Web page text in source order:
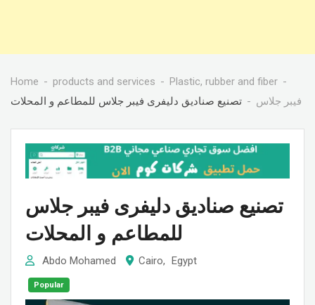
Home products and services
Plastic, rubber and fiber
فيبر جلاس
تصنيع صناديق دليفرى فيبر جلاس للمطاعم و المحلات
تصنيع صناديق دليفرى فيبر جلاس
للمطاعم و المحلات
Abdo Mohamed Cairo, Egypt
Popular